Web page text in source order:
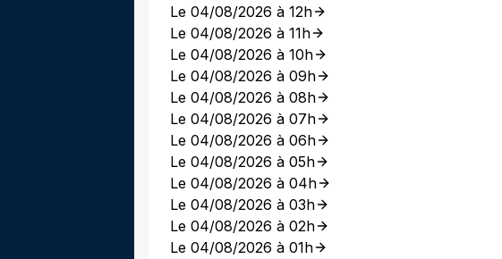
Le 04/08/2026 à 12h
Le 04/08/2026 à 11h
Le 04/08/2026 à 10h
Le 04/08/2026 à 09h
Le 04/08/2026 à 08h
Le 04/08/2026 à 07h
Le 04/08/2026 à 06h
Le 04/08/2026 à 05h
Le 04/08/2026 à 04h
Le 04/08/2026 à 03h
Le 04/08/2026 à 02h
Le 04/08/2026 à 01h